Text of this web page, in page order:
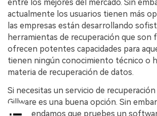
entre los mejores del mercado. Sin
actualmente los usuarios tienen más
las empresas están desarrollando
herramientas de recuperación que son
ofrecen potentes capacidades para
tienen ningún conocimiento técnico o
materia de recuperación de datos.
Si necesitas un servicio de
Gillware es una buena opción. Sin
recomendamos que pruebes un